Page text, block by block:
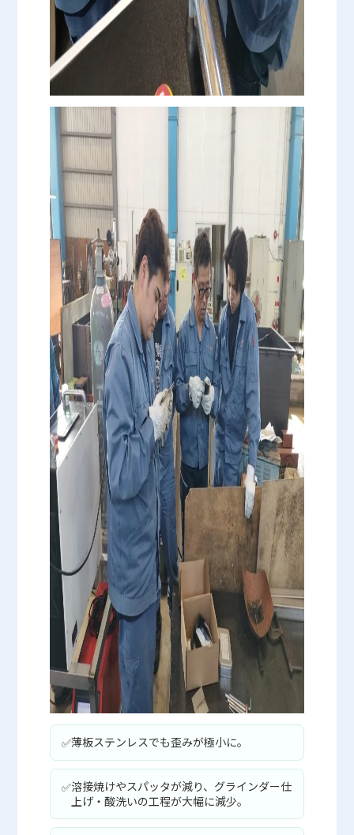
✅薄板ステンレスでも歪みが極小に。
✅溶接焼けやスパッタが減り、グラインダー仕
上げ・酸洗いの工程が大幅に減少。